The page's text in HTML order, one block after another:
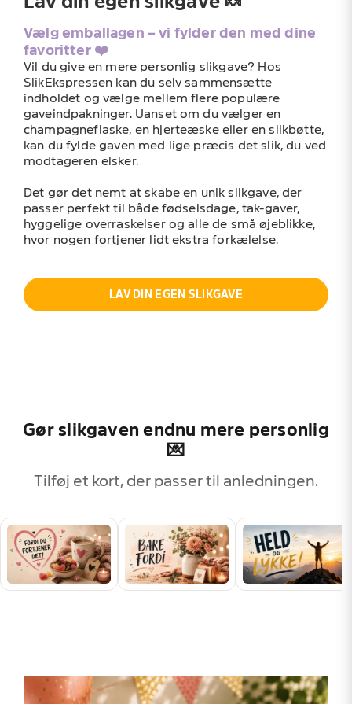
Vælg emballagen – vi fylder den med dine
favoritter ❤️
Vil du give en mere personlig slikgave? Hos
SlikEkspressen kan du selv sammensætte
indholdet og vælge mellem flere populære
gaveindpakninger. Uanset om du vælger en
champagneflaske, en hjerteæske eller en slikbøtte,
kan du fylde gaven med lige præcis det slik, du ved
modtageren elsker.
Det gør det nemt at skabe en unik slikgave, der
passer perfekt til både fødselsdage, tak-gaver,
hyggelige overraskelser og alle de små øjeblikke,
hvor nogen fortjener lidt ekstra forkælelse.
LAV DIN EGEN SLIKGAVE
Gør slikgaven endnu mere personlig
💌
Tilføj et kort, der passer til anledningen.